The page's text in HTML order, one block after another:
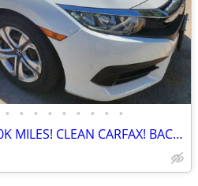
• • • • • • • • •
2016 HONDA CIVIC LX. 20K MILES! CLEAN CARFAX! BACKUP CAMERA!